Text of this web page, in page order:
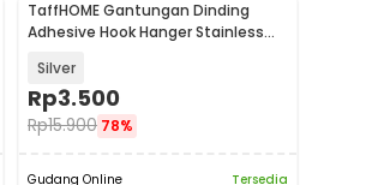
TaffHOME Gantungan Dinding
Adhesive Hook Hanger Stainless
Silver
Rp3.500
Rp15.900 78%
Gudang Online
Tersedia